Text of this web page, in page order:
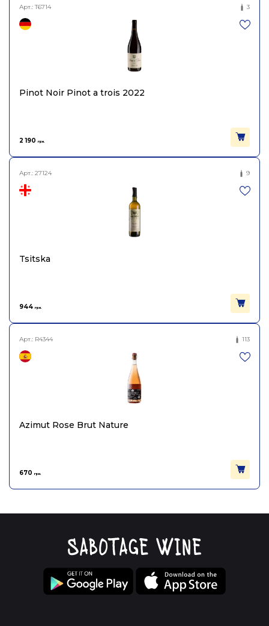
Арт.:T6714 3
Pinot Noir Pinot a trois 2022
2 190 грн.
Арт.: 27124 9
Tsitska
944 грн.
Арт.: R4344 113
Azimut Rose Brut Nature
670 грн.